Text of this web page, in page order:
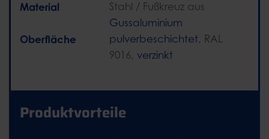
Material
Stahl / Fußkreuz aus
Gussaluminium
Oberfläche pulverbeschichtet, RAL
9016, verzinkt
Produktvorteile